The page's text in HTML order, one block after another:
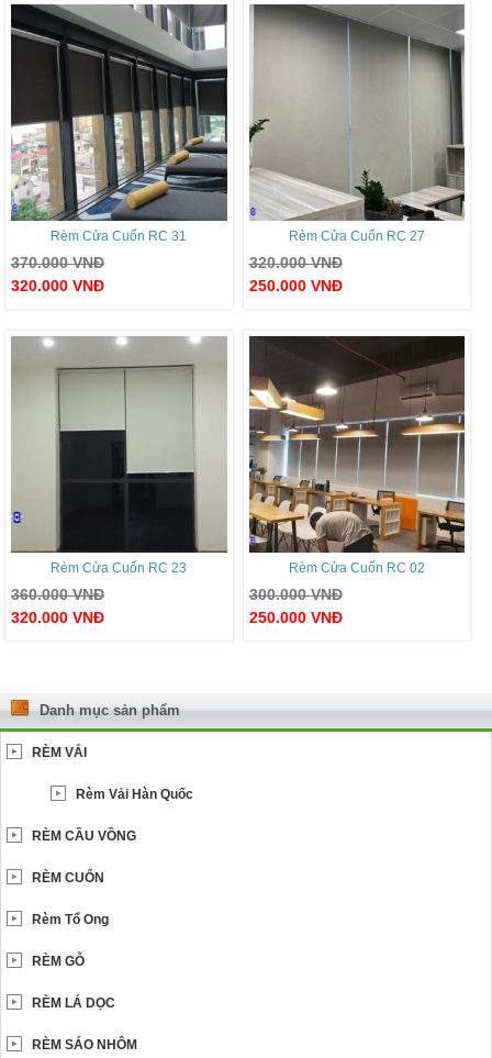
Rèm Cửa Cuốn RC 31
370.000VNĐ
320.000 VNĐ
Rèm Cửa Cuốn RC 27
320.000VNĐ
250.000 VNĐ
Rèm Cửa Cuốn RC 23
360.000VNĐ
320.000 VNĐ
Rèm Cửa Cuốn RC 02
300.000VNĐ
250.000 VNĐ
Danh mục sản phẩm
RÈM VẢI
Rèm Vải Hàn Quốc
RÈM CẦU VỒNG
RÈM CUỐN
Rèm Tổ Ong
RÈM GỖ
RÈM LÁ DỌC
RÈM SÁO NHÔM